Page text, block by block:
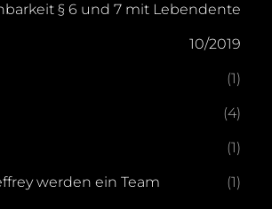
§ 6 und 7 mit Lebendente
10/2019
(1)
(4)
(1)
werden ein Team (1)